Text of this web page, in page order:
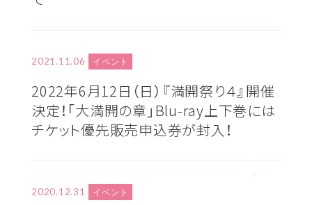
2021.11.06 イベント
2022年6月12日（日）『満開祭り４』開催
決定！「大満開の章」Blu-ray上下巻には
チケット優先販売申込券が封入！
2020.12.31 イベント